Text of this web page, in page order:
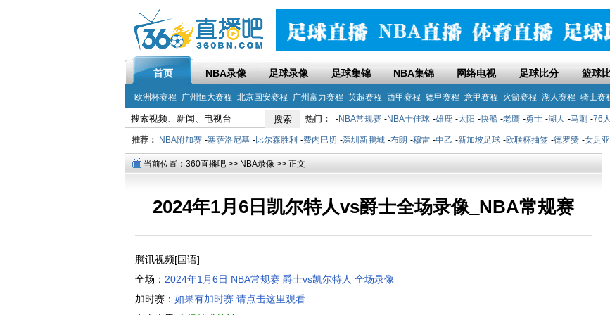
首页 NBA录像 足球录像 足球集锦 NBA集锦 网络电视 足球比分 篮球
欧洲杯赛程 广州恒大赛程 北京国安赛程 广州富力赛程 英超赛程 西甲赛程 德甲赛程 意甲赛程 火箭赛程 湖人赛程 骑士赛
热门： -NBA常规赛 -NBA十佳球 -雄鹿 -太阳 -快船 -老鹰 -勇士 -湖人 -马刺 -76人
推荐： NBA附加赛 -塞萨洛尼基 -比尔森胜利 -费内巴切 -深圳新鹏城 -布朗 -穆雷 -中乙 -新加坡足球 -欧联杯抽签 -德罗赞 -女足
当前位置： 360直播吧 >> NBA录像 >> 正文
2024年1月6日凯尔特人vs爵士全场录像_NBA常规赛
腾讯视频[国语]
全场： 2024年1月6日 NBA常规赛 爵士vs凯尔特人 全场录像
加时赛： 如果有加时赛 请点击这里观看